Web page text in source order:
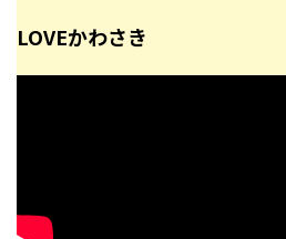
LOVEかわさき